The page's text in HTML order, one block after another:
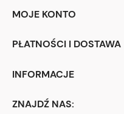
MOJE KONTO
PŁATNOŚCI I DOSTAWA
INFORMACJE
ZNAJDŹ NAS: